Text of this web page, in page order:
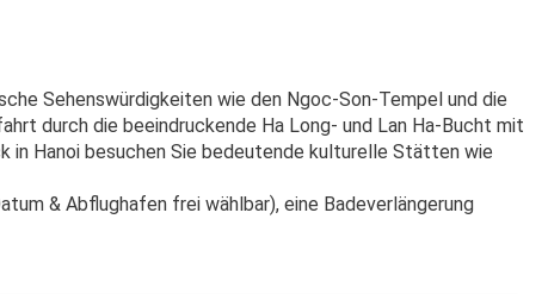
Sehenswürdigkeiten wie den Ngoc-Son-Tempel und die
durch die beeindruckende Ha Long- und Lan Ha-Bucht mit
in Hanoi besuchen Sie bedeutende kulturelle Stätten wie
& Abflughafen frei wählbar), eine Badeverlängerung